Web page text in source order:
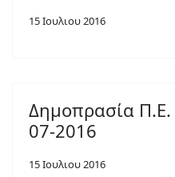
15 Ιουλιου 2016
Δημοπρασία Π.Ε.
07-2016
15 Ιουλιου 2016